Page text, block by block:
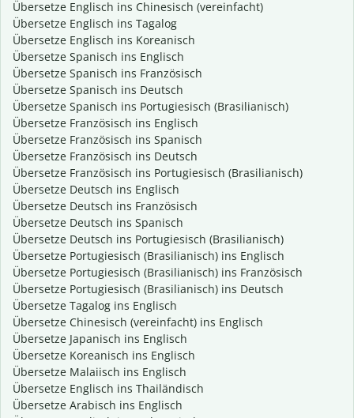
Übersetze Englisch ins Chinesisch (vereinfacht)
Übersetze Englisch ins Tagalog
Übersetze Englisch ins Koreanisch
Übersetze Spanisch ins Englisch
Übersetze Spanisch ins Französisch
Übersetze Spanisch ins Deutsch
Übersetze Spanisch ins Portugiesisch (Brasilianisch)
Übersetze Französisch ins Englisch
Übersetze Französisch ins Spanisch
Übersetze Französisch ins Deutsch
Übersetze Französisch ins Portugiesisch (Brasilianisch)
Übersetze Deutsch ins Englisch
Übersetze Deutsch ins Französisch
Übersetze Deutsch ins Spanisch
Übersetze Deutsch ins Portugiesisch (Brasilianisch)
Übersetze Portugiesisch (Brasilianisch) ins Englisch
Übersetze Portugiesisch (Brasilianisch) ins Französisch
Übersetze Portugiesisch (Brasilianisch) ins Deutsch
Übersetze Tagalog ins Englisch
Übersetze Chinesisch (vereinfacht) ins Englisch
Übersetze Japanisch ins Englisch
Übersetze Koreanisch ins Englisch
Übersetze Malaiisch ins Englisch
Übersetze Englisch ins Thailändisch
Übersetze Arabisch ins Englisch